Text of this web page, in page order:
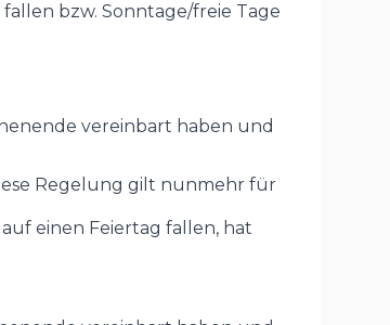
bzw. Sonntage/freie Tage
vereinbart haben und
Regelung gilt nunmehr für
einen Feiertag fallen, hat